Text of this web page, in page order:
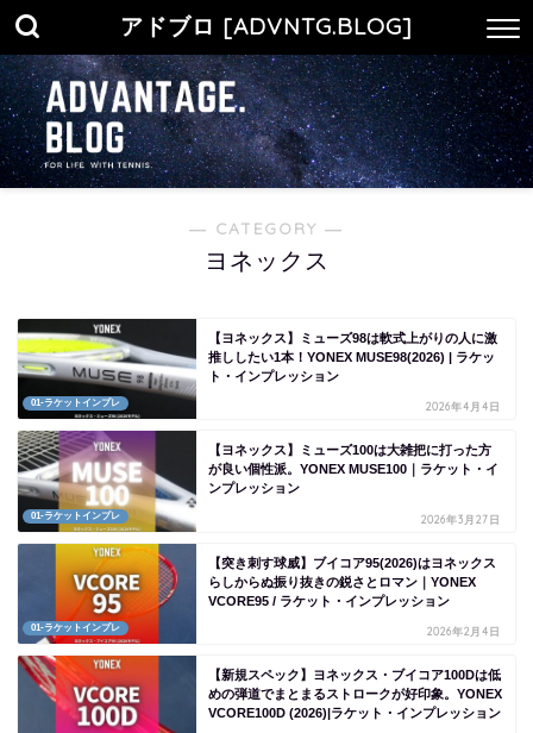
アドブロ [ADVNTG.BLOG]
― CATEGORY ―
ヨネックス
01-ラケットインプレ
【ヨネックス】ミューズ98は軟式上がりの人に激
推ししたい1本！YONEX MUSE98(2026) | ラケッ
ト・インプレッション
2026年4月4日
01-ラケットインプレ
【ヨネックス】ミューズ100は大雑把に打った方
が良い個性派。YONEX MUSE100｜ラケット・イ
ンプレッション
2026年3月27日
01-ラケットインプレ
【突き刺す球威】ブイコア95(2026)はヨネックス
らしからぬ振り抜きの鋭さとロマン｜YONEX
VCORE95 / ラケット・インプレッション
2026年2月4日
【新規スペック】ヨネックス・ブイコア100Dは低
めの弾道でまとまるストロークが好印象。YONEX
VCORE100D (2026)|ラケット・インプレッション